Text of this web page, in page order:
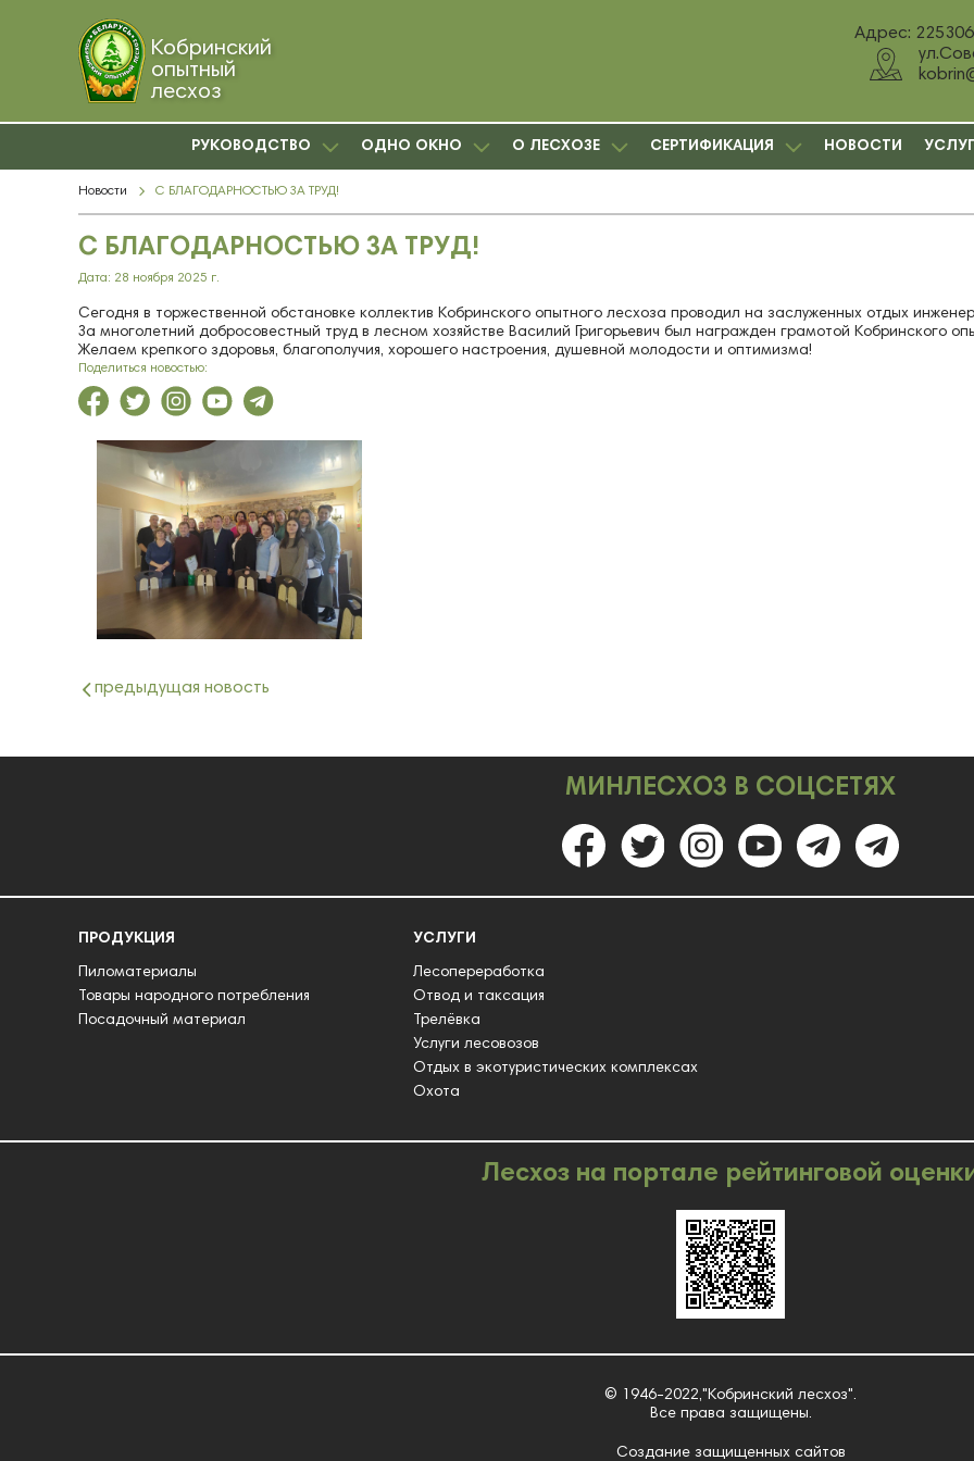
Кобринский
опытный
лесхоз
Адрес:
РУКОВОДСТВО ОДНО ОКНО О ЛЕСХОЗЕ СЕРТИФИКАЦИЯ НОВОСТИ
Новости С БЛАГОДАРНОСТЬЮ ЗА ТРУД!
С БЛАГОДАРНОСТЬЮ ЗА ТРУД!
Дата: 28 ноября 2025 г.
Сегодня в торжественной обстановке коллектив Кобринского опытного лесхоза проводил на заслуженных отдых
За многолетний добросовестный труд в лесном хозяйстве Василий Григорьевич был награжден грамотой Кобринского
Желаем крепкого здоровья, благополучия, хорошего настроения, душевной молодости и оптимизма!
Поделиться новостью:
предыдущая новость
МИНЛЕСХОЗ В СОЦСЕТЯХ
ПРОДУКЦИЯ
Пиломатериалы
Товары народного потребления
Посадочный материал
УСЛУГИ
Лесопереработка
Отвод и таксация
Трелёвка
Услуги лесовозов
Отдых в экотуристических комплексах
Охота
Лесхоз на портале рейтинговой
© 1946-2022,"Кобринский лесхоз".
Все права защищены.
Создание защищенных сайтов